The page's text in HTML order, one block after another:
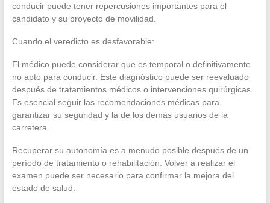
conducir puede tener repercusiones importantes para el
candidato y su proyecto de movilidad.
Cuando el veredicto es desfavorable:
El médico puede considerar que es temporal o definitivamente
no apto para conducir. Este diagnóstico puede ser reevaluado
después de tratamientos médicos o intervenciones quirúrgicas.
Es esencial seguir las recomendaciones médicas para
garantizar su seguridad y la de los demás usuarios de la
carretera.
Recuperar su autonomía es a menudo posible después de un
período de tratamiento o rehabilitación. Volver a realizar el
examen puede ser necesario para confirmar la mejora del
estado de salud.